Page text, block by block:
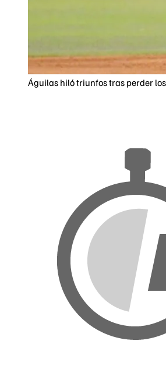
Águilas hiló triunfos tras perder